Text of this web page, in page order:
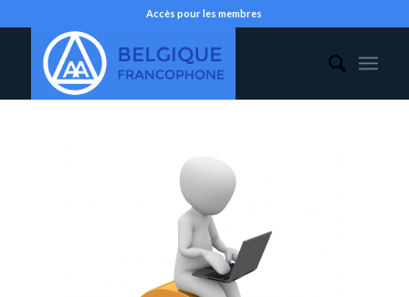
Accès pour les membres